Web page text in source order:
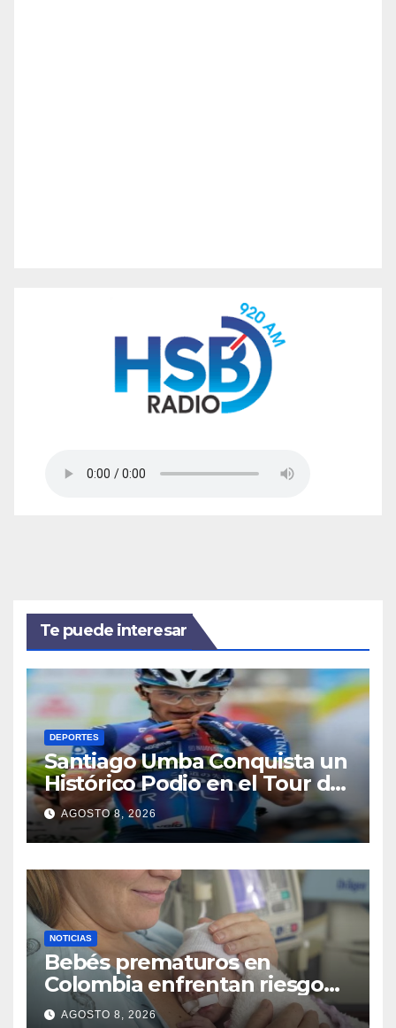
Te puede interesar
DEPORTES
Santiago Umba Conquista un
Histórico Podio en el Tour de
Turquía
AGOSTO 8, 2026
NOTICIAS
Bebés prematuros en
Colombia enfrentan riesgo
de ceguera
AGOSTO 8, 2026